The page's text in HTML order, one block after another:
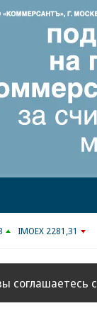
IMOEX 2281,31
соглашаетесь с